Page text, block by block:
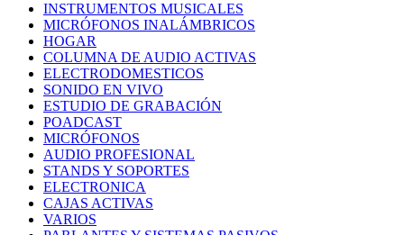
panel
panel
panel
panel
panel
INSTRUMENTOS MUSICALES
MICRÓFONOS INALÁMBRICOS
HOGAR
COLUMNA DE AUDIO ACTIVAS
ELECTRODOMESTICOS
SONIDO EN VIVO
ESTUDIO DE GRABACIÓN
POADCAST
MICRÓFONOS
AUDIO PROFESIONAL
STANDS Y SOPORTES
ELECTRONICA
CAJAS ACTIVAS
VARIOS